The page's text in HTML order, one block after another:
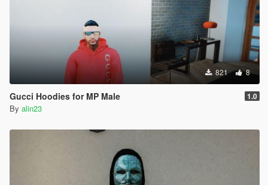
821 8
Gucci Hoodies for MP Male 1.0
By alin23